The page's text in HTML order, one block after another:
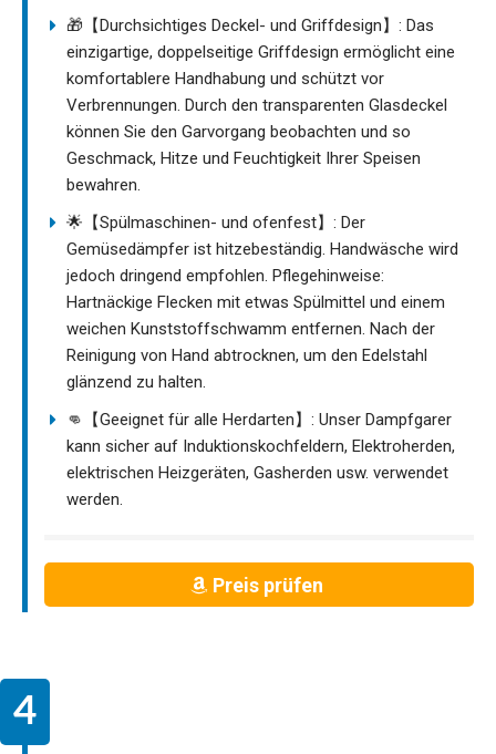
🎁【Durchsichtiges Deckel- und Griffdesign】: Das
einzigartige, doppelseitige Griffdesign ermöglicht eine
komfortablere Handhabung und schützt vor
Verbrennungen. Durch den transparenten Glasdeckel
können Sie den Garvorgang beobachten und so
Geschmack, Hitze und Feuchtigkeit Ihrer Speisen
bewahren.
🌟【Spülmaschinen- und ofenfest】: Der
Gemüsedämpfer ist hitzebeständig. Handwäsche wird
jedoch dringend empfohlen. Pflegehinweise:
Hartnäckige Flecken mit etwas Spülmittel und einem
weichen Kunststoffschwamm entfernen. Nach der
Reinigung von Hand abtrocknen, um den Edelstahl
glänzend zu halten.
👊【Geeignet für alle Herdarten】: Unser Dampfgarer
kann sicher auf Induktionskochfeldern, Elektroherden,
elektrischen Heizgeräten, Gasherden usw. verwendet
werden.
Preis prüfen